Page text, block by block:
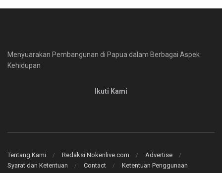
Menyuarakan Pembangunan di Papua dalam Berbagai Aspek
Kehidupan
Ikuti Kami
Tentang Kami Redaksi Nokenlive.com
Advertise
Syarat dan Ketentuan
Contact Ketentuan Penggunaan